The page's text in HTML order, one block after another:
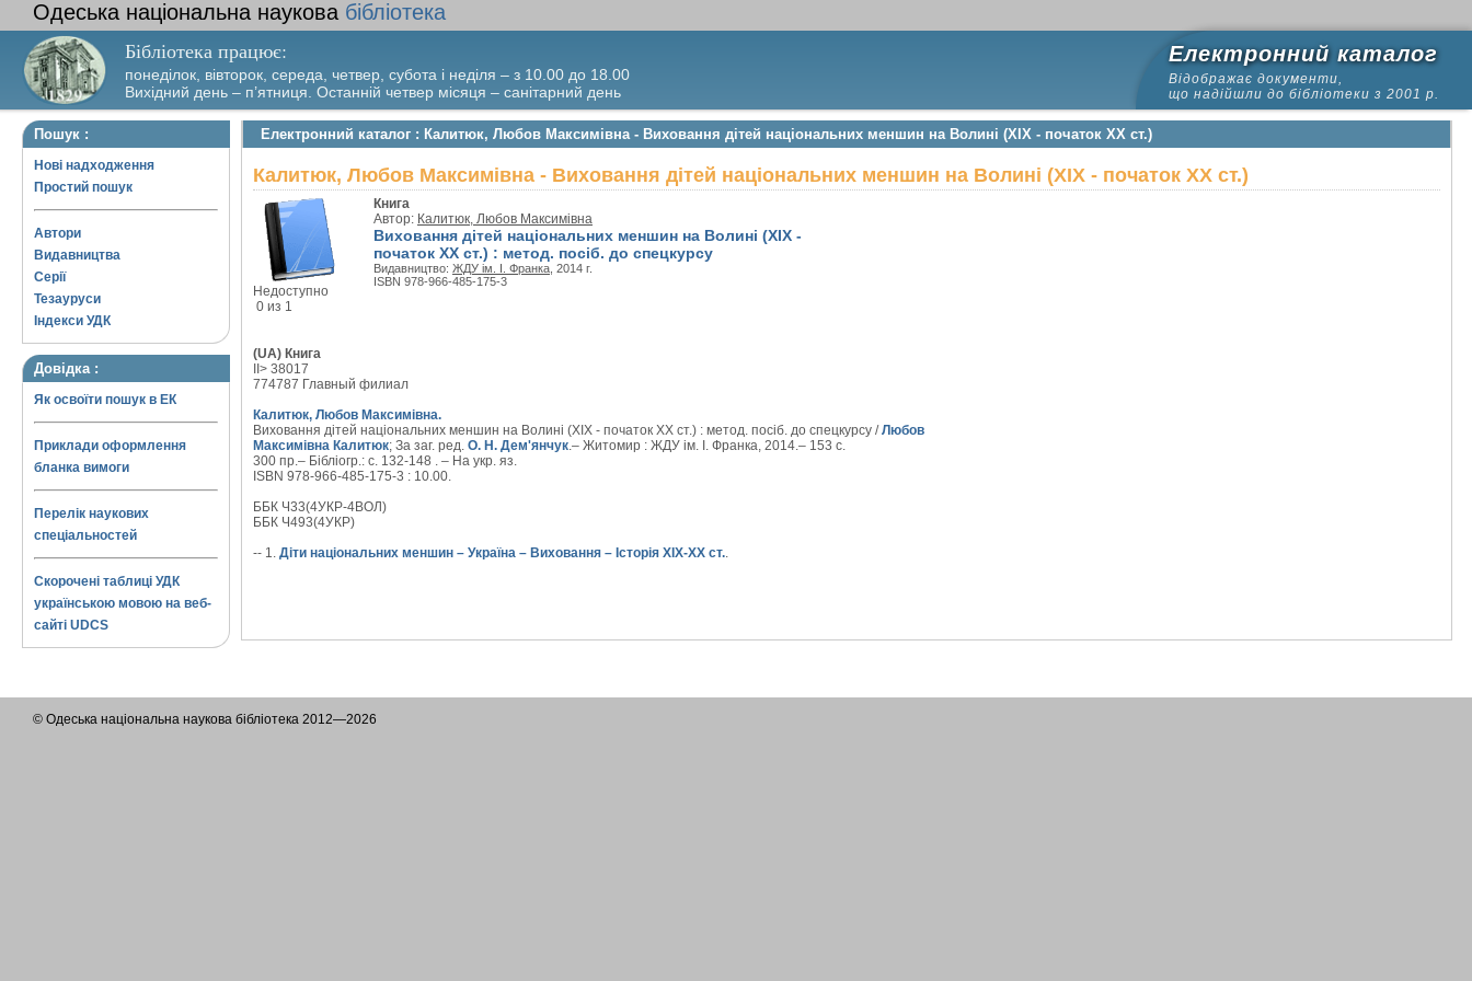
Одеська національна наукова бібліотека
Бібліотека працює:
понеділок, вівторок, середа, четвер, субота і неділя – з 10.00 до 18.00
Вихідний день – п’ятниця. Останній четвер місяця – санітарний день
Електронний каталог
Відображає документи,
що надійшли до бібліотеки з 2001 р.
Пошук :
Нові надходження
Простий пошук
Автори
Видавництва
Серії
Тезауруси
Індекси УДК
Довідка :
Як освоїти пошук в ЕК
Приклади оформлення
бланка вимоги
Перелік наукових
спеціальностей
Скорочені таблиці УДК
українською мовою на веб-
сайті UDCS
Електронний каталог : Калитюк, Любов Максимівна - Виховання дітей національних меншин на Волині (XIX - початок XX ст.)
Калитюк, Любов Максимівна - Виховання дітей національних меншин на Волині (XIX - початок XX ст.)
Недоступно
0 из 1
Книга
Автор: Калитюк, Любов Максимівна
Виховання дітей національних меншин на Волині (XIX -
початок XX ст.) : метод. посіб. до спецкурсу
Видавництво: ЖДУ ім. І. Франка , 2014 г.
ISBN 978-966-485-175-3
(UA) Книга
II> 38017
774787 Главный филиал
Калитюк, Любов Максимівна.
Виховання дітей національних меншин на Волині (XIX - початок XX ст.) : метод. посіб. до спецкурсу /Любов
Максимівна Калитюк; За заг. ред. О. Н. Дем'янчук.– Житомир : ЖДУ ім. І. Франка, 2014.– 153 с.
300 пр.– Бібліогр.: с. 132-148 . – На укр. яз.
ISBN 978-966-485-175-3 : 10.00.
ББК Ч33(4УКР-4ВОЛ)
ББК Ч493(4УКР)
-- 1. Діти національних меншин – Україна – Виховання – Історія XIX-XX ст..
© Одеська національна наукова бібліотека 2012—2026